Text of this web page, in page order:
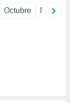
Octubre